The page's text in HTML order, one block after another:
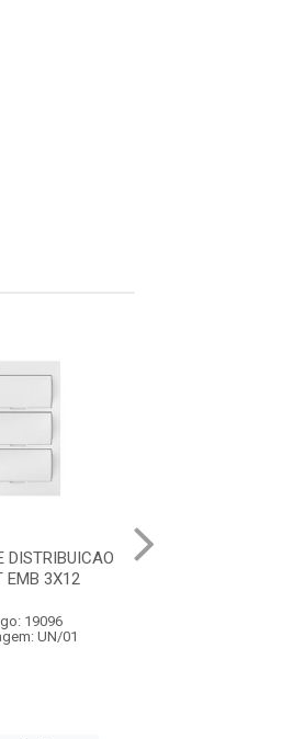
DISTRIBUICAO
SOB 2X12
3711
UN/01